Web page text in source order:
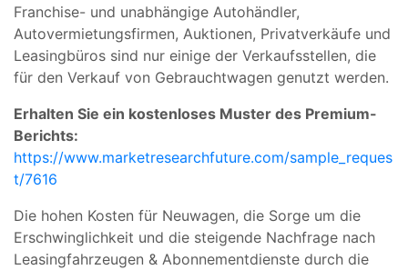
Franchise- und unabhängige Autohändler,
Autovermietungsfirmen, Auktionen, Privatverkäufe und
Leasingbüros sind nur einige der Verkaufsstellen, die
für den Verkauf von Gebrauchtwagen genutzt werden.
Erhalten Sie ein kostenloses Muster des Premium-
Berichts:
https://www.marketresearchfuture.com/sample_reques
t/7616
Die hohen Kosten für Neuwagen, die Sorge um die
Erschwinglichkeit und die steigende Nachfrage nach
Leasingfahrzeugen & Abonnementdienste durch die